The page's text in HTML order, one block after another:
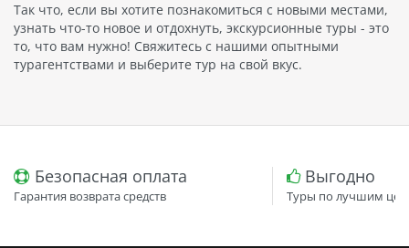
Так что, если вы хотите познакомиться с новыми местами,
узнать что-то новое и отдохнуть, экскурсионные туры - это
то, что вам нужно! Свяжитесь с нашими опытными
турагентствами и выберите тур на свой вкус.
Безопасная оплата
Гарантия возврата средств
Выгодно
Туры по лучшим